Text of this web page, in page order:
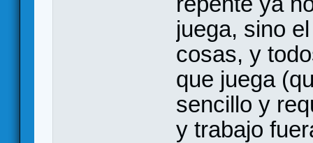
juega, sino
cosas, y
que juega
sencillo y
y trabajo